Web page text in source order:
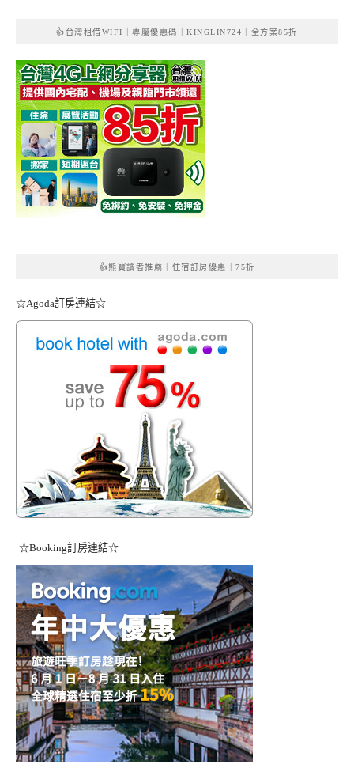
👍台灣租借WIFI｜專屬優惠碼｜KINGLIN724｜全方案85折
👍熊寶讀者推薦｜住宿訂房優惠｜75折
☆Agoda訂房連結☆
☆Booking訂房連結☆